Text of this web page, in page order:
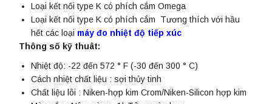
Loại kết nối type K có phích cắm Omega
Loại kết nối type K có phích cắm Tương thích với hầu
hết các loại máy đo nhiệt độ tiếp xúc
Thông số kỹ thuât:
Nhiệt độ: -22 đến 572 ° F (-30 đến 300 ° C)
Cách nhiệt chất liệu : sợi thủy tinh
Chất liệu lõi : Niken-hợp kim Crom/Niken-Silicon hợp kim